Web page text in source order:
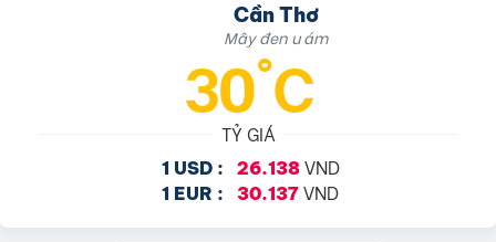
Cần Thơ
Mây đen u ám
30°C
TỶ GIÁ
1 USD : 26.138VND
1 EUR : 30.137 VND